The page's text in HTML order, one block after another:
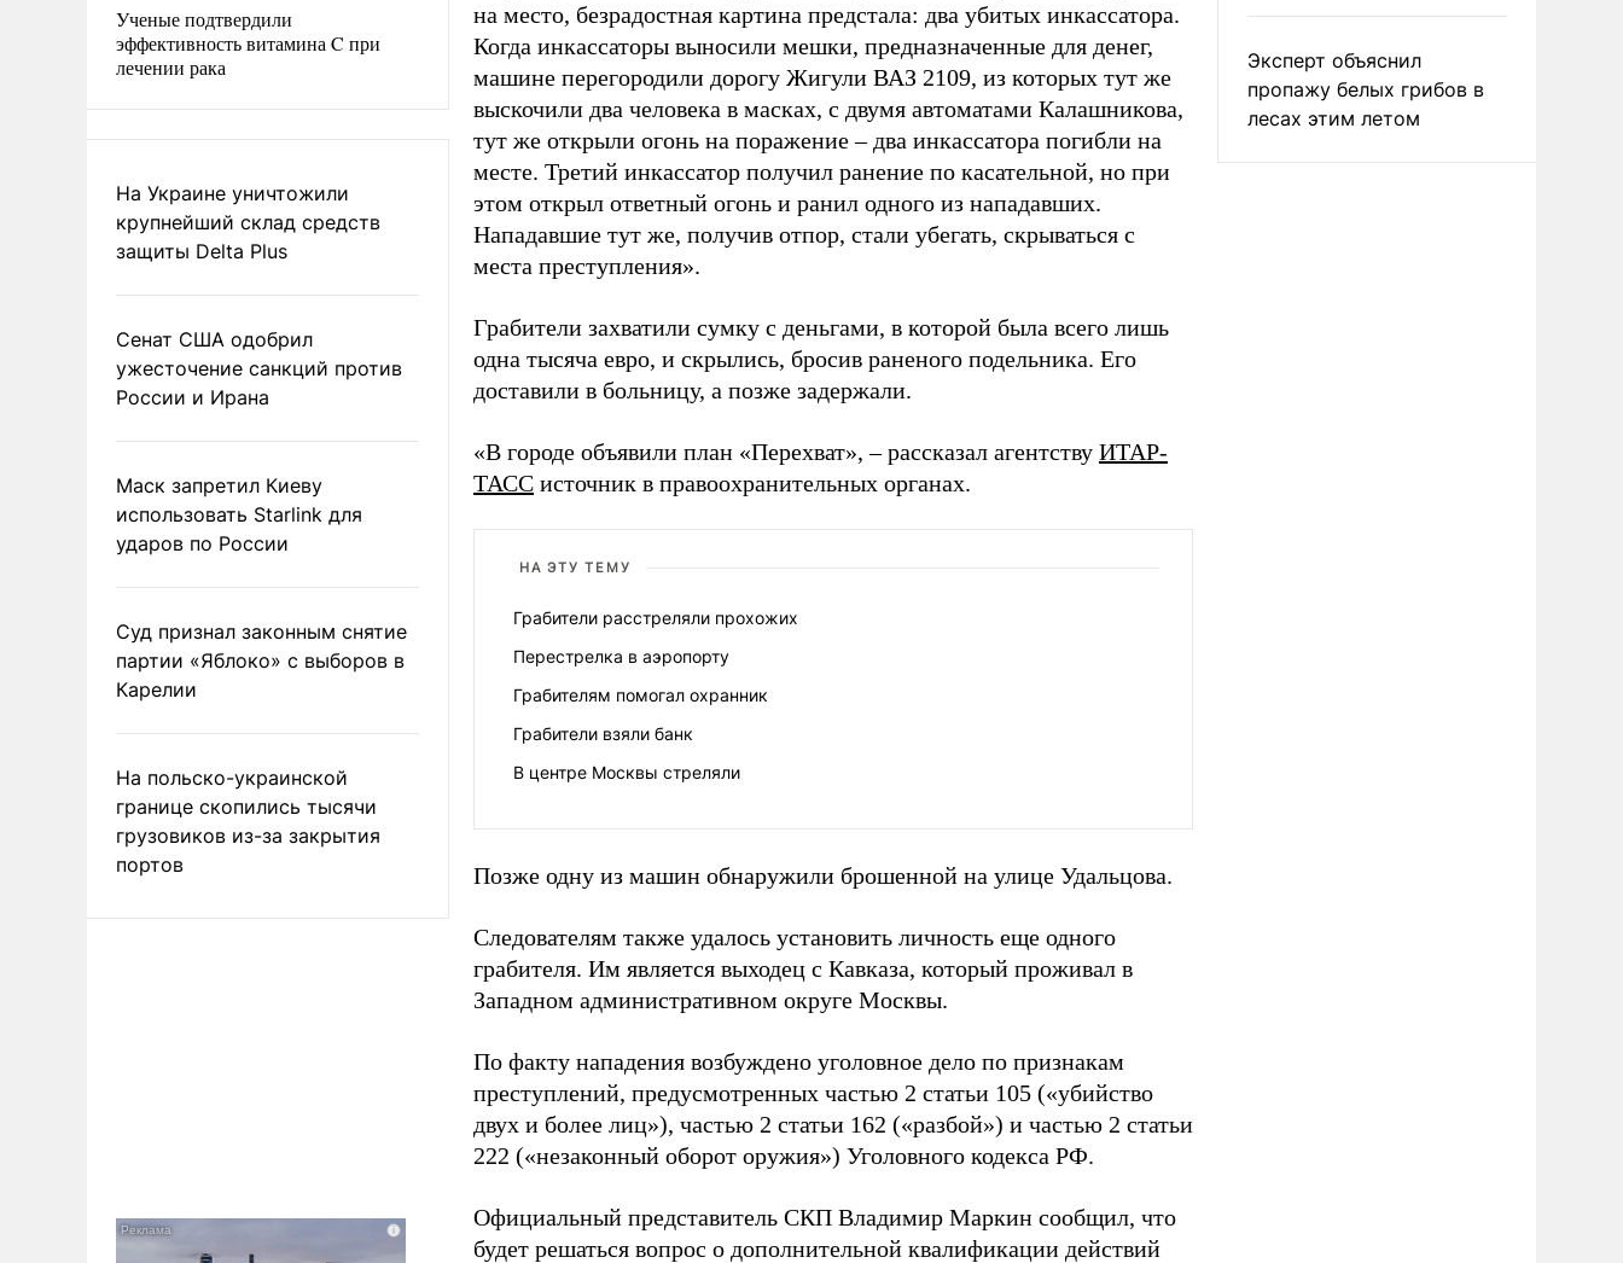
Ученые подтвердили
эффективность витамина C при
лечении рака
На Украине уничтожили
крупнейший склад средств
защиты Delta Plus
Сенат США одобрил
ужесточение санкций против
России и Ирана
Маск запретил Киеву
использовать Starlink для
ударов по России
Суд признал законным снятие
партии «Яблоко» с выборов в
Карелии
На польско-украинской
границе скопились тысячи
грузовиков из-за закрытия
портов
на место, безрадостная картина предстала: два убитых инкассатора.
Когда инкассаторы выносили мешки, предназначенные для денег,
машине перегородили дорогу Жигули ВАЗ 2109, из которых тут же
выскочили два человека в масках, с двумя автоматами Калашникова,
тут же открыли огонь на поражение – два инкассатора погибли на
месте. Третий инкассатор получил ранение по касательной, но при
этом открыл ответный огонь и ранил одного из нападавших.
Нападавшие тут же, получив отпор, стали убегать, скрываться с
места преступления».
Грабители захватили сумку с деньгами, в которой была всего лишь
одна тысяча евро, и скрылись, бросив раненого подельника. Его
доставили в больницу, а позже задержали.
«В городе объявили план «Перехват», – рассказал агентству ИТАР-
ТАСС источник в правоохранительных органах.
НА ЭТУ ТЕМУ
Грабители расстреляли прохожих
Перестрелка в аэропорту
Грабителям помогал охранник
Грабители взяли банк
В центре Москвы стреляли
Позже одну из машин обнаружили брошенной на улице Удальцова.
Следователям также удалось установить личность еще одного
грабителя. Им является выходец с Кавказа, который проживал в
Западном административном округе Москвы.
По факту нападения возбуждено уголовное дело по признакам
преступлений, предусмотренных частью 2 статьи 105 («убийство
двух и более лиц»), частью 2 статьи 162 («разбой») и частью 2 статьи
222 («незаконный оборот оружия») Уголовного кодекса РФ.
Официальный представитель СКП Владимир Маркин сообщил, что
будет решаться вопрос о дополнительной квалификации действий
Эксперт объяснил
пропажу белых грибов в
лесах этим летом